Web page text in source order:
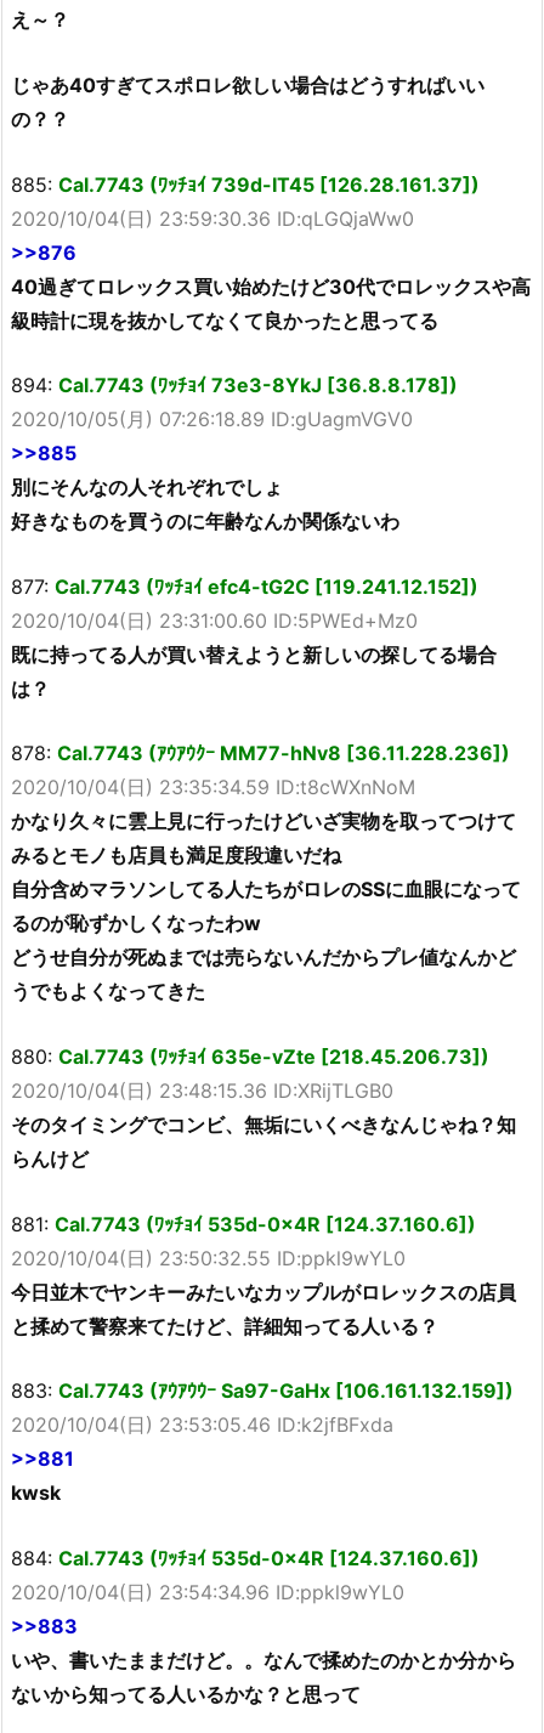
え～？
じゃあ40すぎてスポロレ欲しい場合はどうすればいい
の？？
885: Cal.7743 (ﾜｯﾁｮｲ 739d-IT45 [126.28.161.37])
2020/10/04(日) 23:59:30.36 ID:qLGQjaWw0
>>876
40過ぎてロレックス買い始めたけど30代でロレックスや高
級時計に現を抜かしてなくて良かったと思ってる
894: Cal.7743 (ﾜｯﾁｮｲ 73e3-8YkJ [36.8.8.178])
2020/10/05(月) 07:26:18.89 ID:gUagmVGV0
>>885
別にそんなの人それぞれでしょ
好きなものを買うのに年齢なんか関係ないわ
877: Cal.7743 (ﾜｯﾁｮｲ efc4-tG2C [119.241.12.152])
2020/10/04(日) 23:31:00.60 ID:5PWEd+Mz0
既に持ってる人が買い替えようと新しいの探してる場合
は？
878: Cal.7743 (ｱｳｱｳｸｰ MM77-hNv8 [36.11.228.236])
2020/10/04(日) 23:35:34.59 ID:t8cWXnNoM
かなり久々に雲上見に行ったけどいざ実物を取ってつけて
みるとモノも店員も満足度段違いだね
自分含めマラソンしてる人たちがロレのSSに血眼になって
るのが恥ずかしくなったわw
どうせ自分が死ぬまでは売らないんだからプレ値なんかど
うでもよくなってきた
880: Cal.7743 (ﾜｯﾁｮｲ 635e-vZte [218.45.206.73])
2020/10/04(日) 23:48:15.36 ID:XRijTLGB0
そのタイミングでコンビ、無垢にいくべきなんじゃね？知
らんけど
881: Cal.7743 (ﾜｯﾁｮｲ 535d-0x4R [124.37.160.6])
2020/10/04(日) 23:50:32.55 ID:ppkl9wYL0
今日並木でヤンキーみたいなカップルがロレックスの店員
と揉めて警察来てたけど、詳細知ってる人いる？
883: Cal.7743 (ｱｳｱｳｳｰ Sa97-GaHx [106.161.132.159])
2020/10/04(日) 23:53:05.46 ID:k2jfBFxda
>>881
kwsk
884: Cal.7743 (ﾜｯﾁｮｲ 535d-0x4R [124.37.160.6])
2020/10/04(日) 23:54:34.96 ID:ppkl9wYL0
>>883
いや、書いたままだけど。。なんで揉めたのかとか分から
ないから知ってる人いるかな？と思って